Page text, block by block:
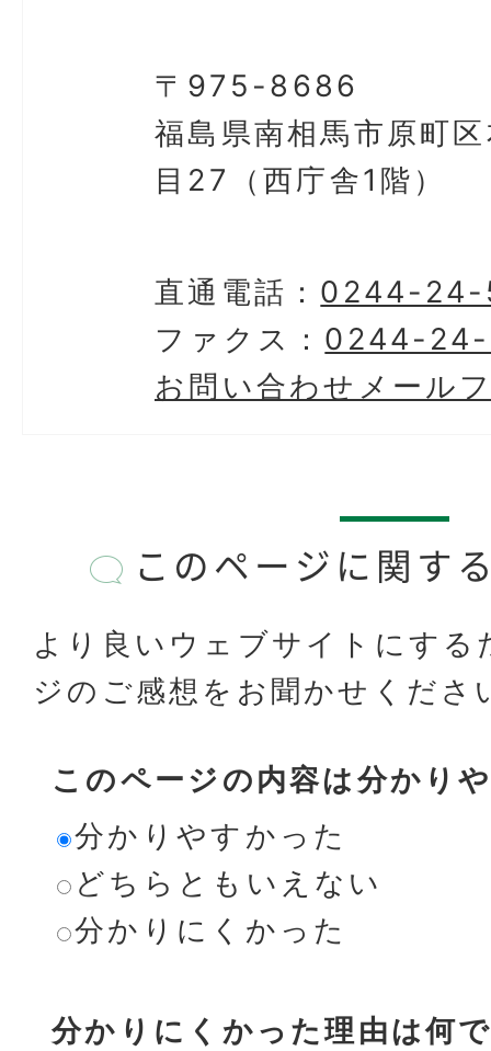
〒975-8686
福島県南相馬市原町
目27（西庁舎1階）
直通電話： 0244-24-
ファクス： 0244-
お問い合わせメール
このページに関す
より良いウェブサイトにする
ジのご感想をお聞かせくださ
このページの内容は分かり
分かりやすかった
どちらともいえない
分かりにくかった
分かりにくかった理由は何